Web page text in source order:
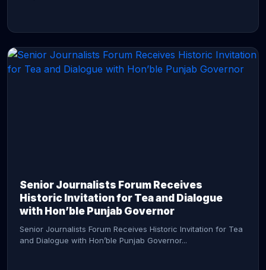
Senior Journalists Forum Receives
Historic Invitation for Tea and Dialogue
with Hon’ble Punjab Governor
Senior Journalists Forum Receives Historic Invitation for Tea
and Dialogue with Hon’ble Punjab Governor...